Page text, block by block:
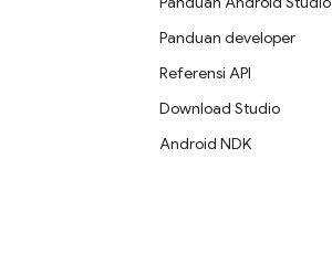
Panduan developer
Referensi API
Download Studio
Android NDK